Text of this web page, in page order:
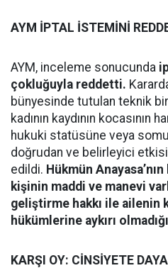
AYM İPTAL İSTEMİNİ
AYM, inceleme sonucunda
çokluğuyla reddetti.
bünyesinde tutulan teknik
kadının kaydının kocasının
hukuki statüsüne veya
doğrudan ve belirleyici
edildi. Hükmün
kişinin maddi ve manevi
geliştirme hakkı ile ailenin
hükümlerine aykırı
KARŞI OY: CİNSİYETE